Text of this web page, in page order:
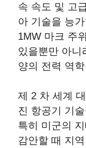
속 속도 및 고
아 기술을 능
1MW 마크 주
있을뿐만 아니
양의 전력 역
제 2 차 세계
진 항공기 기
특히 미군의
감안할 때 지